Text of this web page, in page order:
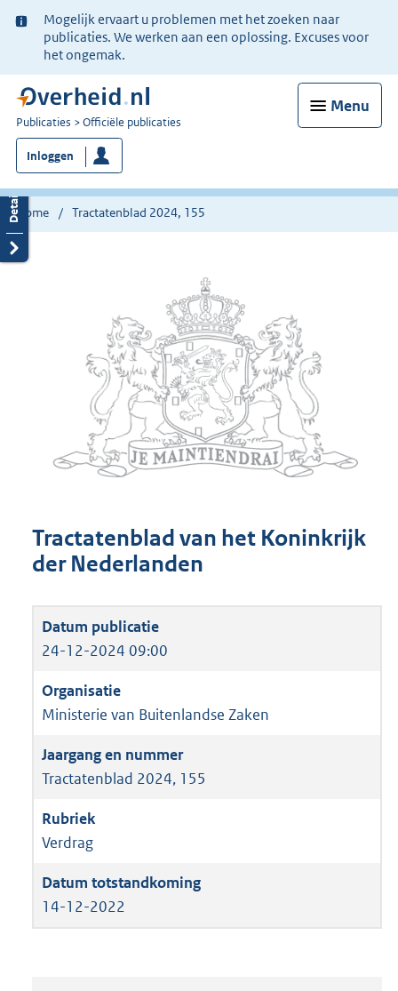
Ter
informatie:
Mogelijk ervaart u problemen met het zoeken naar
publicaties. We werken aan een oplossing. Excuses voor
het ongemak.
Menu
U
bent
nu
hier:
Publicaties Officiële publicaties
Inloggen
Home Tractatenblad 2024, 155
Tractatenblad van het Koninkrijk
der Nederlanden
24-12-2024 09:00
Ministerie van Buitenlandse Zaken
Tractatenblad 2024, 155
Verdrag
14-12-2022